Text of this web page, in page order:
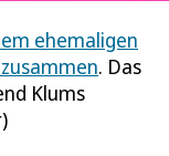
ehemaligen
. Das
Klums